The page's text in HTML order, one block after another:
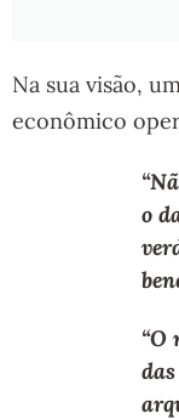
Na sua visão,
econômico
o
“O